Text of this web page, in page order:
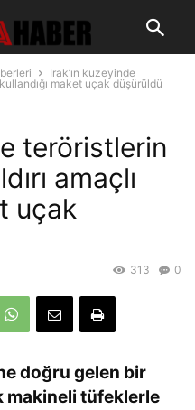
Irak’ın kuzeyinde
maket uçak düşürüldü
teröristlerin
amaçlı
uçak
0
313
doğru gelen bir
makineli tüfeklerle